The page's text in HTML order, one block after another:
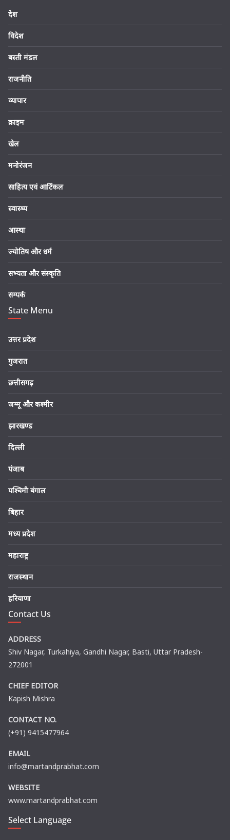
देश
विदेश
बस्ती मंडल
राजनीति
व्यापार
क्राइम
खेल
मनोरंजन
साहित्य एवं आर्टिकल
स्वास्थ्य
आस्था
ज्योतिष और धर्म
सभ्यता और संस्कृति
सम्पर्क
State Menu
उत्तर प्रदेश
गुजरात
छत्तीसगढ़
जम्मू और कश्मीर
झारखण्ड
दिल्ली
पंजाब
पश्चिमी बंगाल
बिहार
मध्य प्रदेश
महाराष्ट्र
राजस्थान
हरियाणा
Contact Us
ADDRESS
Shiv Nagar, Turkahiya, Gandhi Nagar, Basti, Uttar Pradesh-
272001
CHIEF EDITOR
Kapish Mishra
CONTACT NO.
(+91) 9415477964
EMAIL
info@martandprabhat.com
WEBSITE
www.martandprabhat.com
Select Language